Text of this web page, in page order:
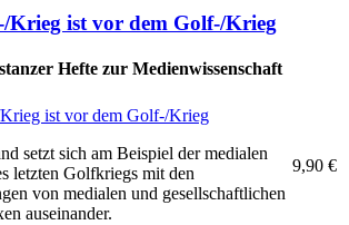
Krieg ist vor dem Golf-/Krieg
Hefte zur Medienwissenschaft
setzt sich am Beispiel der medialen
letzten Golfkriegs mit den
von medialen und gesellschaftlichen
auseinander.
9,90 €